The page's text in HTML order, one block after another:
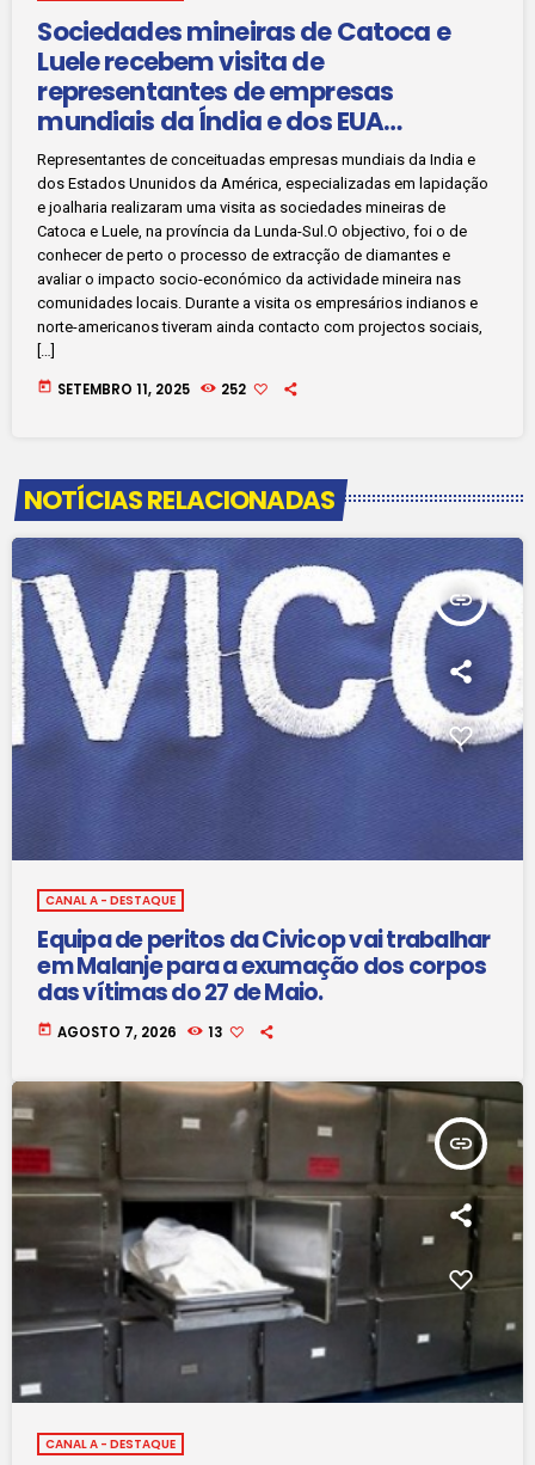
Sociedades mineiras de Catoca e
Luele recebem visita de
representantes de empresas
mundiais da Índia e dos EUA
especializadas em lapidação e
joalharia
Representantes de conceituadas empresas mundiais da India e
dos Estados Ununidos da América, especializadas em lapidação
e joalharia realizaram uma visita as sociedades mineiras de
Catoca e Luele, na província da Lunda-Sul.O objectivo, foi o de
conhecer de perto o processo de extracção de diamantes e
avaliar o impacto socio-económico da actividade mineira nas
comunidades locais. Durante a visita os empresários indianos e
norte-americanos tiveram ainda contacto com projectos sociais,
[…]
today SETEMBRO 11, 2025 252
NOTÍCIAS RELACIONADAS
insert_link
CANAL A - DESTAQUE
Equipa de peritos da Civicop vai trabalhar
em Malanje para a exumação dos corpos
das vítimas do 27 de Maio.
today AGOSTO 7, 2026 13
insert_link
CANAL A - DESTAQUE